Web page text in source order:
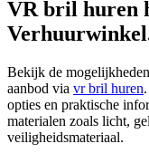
VR bril huren
Bekijk de
aanbod via vr bril huren
opties en praktische
materialen zoals licht,
veiligheidsmateriaal.